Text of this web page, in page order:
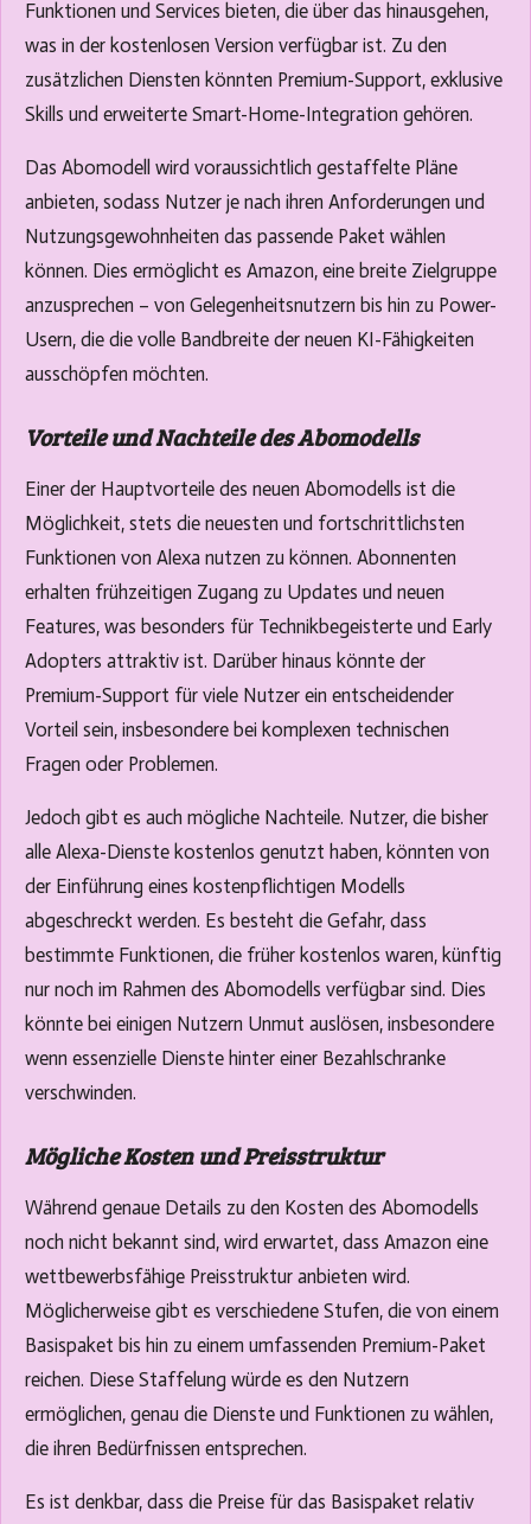
Funktionen und Services bieten, die über das hinausgehen,
was in der kostenlosen Version verfügbar ist. Zu den
zusätzlichen Diensten könnten Premium-Support, exklusive
Skills und erweiterte Smart-Home-Integration gehören.
Das Abomodell wird voraussichtlich gestaffelte Pläne
anbieten, sodass Nutzer je nach ihren Anforderungen und
Nutzungsgewohnheiten das passende Paket wählen
können. Dies ermöglicht es Amazon, eine breite Zielgruppe
anzusprechen – von Gelegenheitsnutzern bis hin zu Power-
Usern, die die volle Bandbreite der neuen KI-Fähigkeiten
ausschöpfen möchten.
Vorteile und Nachteile des Abomodells
Einer der Hauptvorteile des neuen Abomodells ist die
Möglichkeit, stets die neuesten und fortschrittlichsten
Funktionen von Alexa nutzen zu können. Abonnenten
erhalten frühzeitigen Zugang zu Updates und neuen
Features, was besonders für Technikbegeisterte und Early
Adopters attraktiv ist. Darüber hinaus könnte der
Premium-Support für viele Nutzer ein entscheidender
Vorteil sein, insbesondere bei komplexen technischen
Fragen oder Problemen.
Jedoch gibt es auch mögliche Nachteile. Nutzer, die bisher
alle Alexa-Dienste kostenlos genutzt haben, könnten von
der Einführung eines kostenpflichtigen Modells
abgeschreckt werden. Es besteht die Gefahr, dass
bestimmte Funktionen, die früher kostenlos waren, künftig
nur noch im Rahmen des Abomodells verfügbar sind. Dies
könnte bei einigen Nutzern Unmut auslösen, insbesondere
wenn essenzielle Dienste hinter einer Bezahlschranke
verschwinden.
Mögliche Kosten und Preisstruktur
Während genaue Details zu den Kosten des Abomodells
noch nicht bekannt sind, wird erwartet, dass Amazon eine
wettbewerbsfähige Preisstruktur anbieten wird.
Möglicherweise gibt es verschiedene Stufen, die von einem
Basispaket bis hin zu einem umfassenden Premium-Paket
reichen. Diese Staffelung würde es den Nutzern
ermöglichen, genau die Dienste und Funktionen zu wählen,
die ihren Bedürfnissen entsprechen.
Es ist denkbar, dass die Preise für das Basispaket relativ